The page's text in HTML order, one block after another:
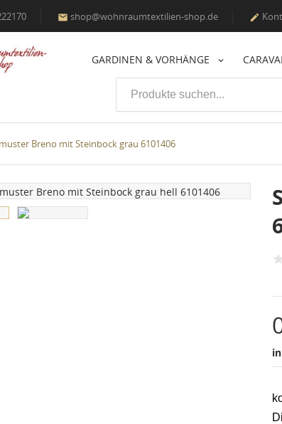
 shop@wohnraumtextilien-shop.de 
GARDINEN & VORHÄNGE
Breno mit Steinbock grau 6101406